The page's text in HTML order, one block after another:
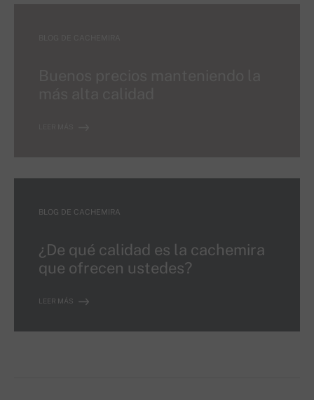
BLOG DE CACHEMIRA
¿De qué calidad es la cachemira
que ofrecen ustedes?
LEER MÁS